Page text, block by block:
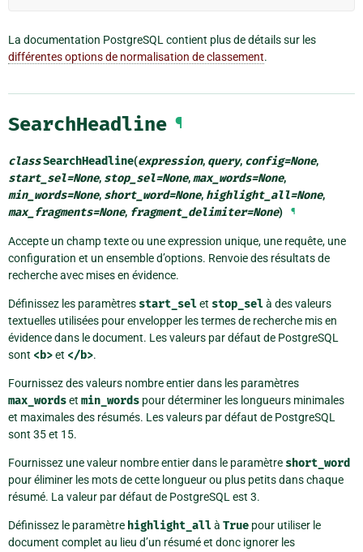
La documentation PostgreSQL contient plus de détails sur les
différentes options de normalisation de classement.
SearchHeadline ¶
classSearchHeadline(expression, query, config=None,
start_sel=None, stop_sel=None,max_words=None,
min_words=None, short_word=None, highlight_all=None,
max_fragments=None, fragment_delimiter=None) ¶
Accepte un champ texte ou une expression unique, une requête, une
configuration et un ensemble d’options. Renvoie des résultats de
recherche avec mises en évidence.
Définissez les paramètres start_selet stop_selà des valeurs
textuelles utilisées pour envelopper les termes de recherche mis en
évidence dans le document. Les valeurs par défaut de PostgreSQL
sont <b>et </b>.
Fournissez des valeurs nombre entier dans les paramètres
max_wordset min_words pour déterminer les longueurs minimales
et maximales des résumés. Les valeurs par défaut de PostgreSQL
sont 35 et 15.
Fournissez une valeur nombre entier dans le paramètre short_word
pour éliminer les mots de cette longueur ou plus petits dans chaque
résumé. La valeur par défaut de PostgreSQL est 3.
Définissez le paramètre highlight_allà True pour utiliser le
document complet au lieu d’un résumé et donc ignorer les